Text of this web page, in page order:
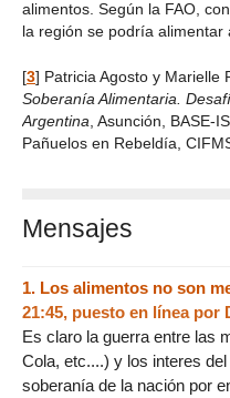
alimentos. Según la FAO,
la región se podría
[3] Patricia Agosto y Marielle
Soberanía Alimentaria.
Argentina , Asunción, BASE-
Pañuelos en Rebeldía,
Mensajes
1. Los alimentos no son
21:45, puesto en línea por
Es claro la guerra entre las
Cola, etc....) y los interes
soberanía de la nación por